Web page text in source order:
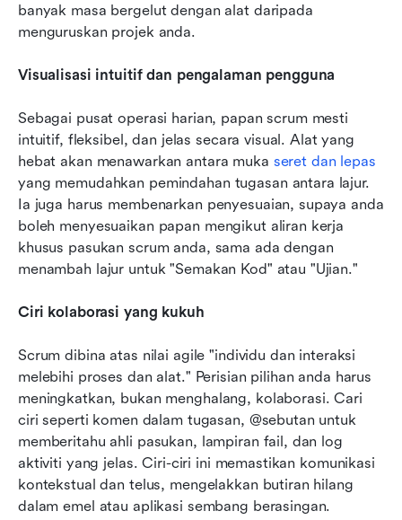
banyak masa bergelut dengan alat daripada
menguruskan projek anda.
Visualisasi intuitif dan pengalaman pengguna
Sebagai pusat operasi harian, papan scrum mesti
intuitif, fleksibel, dan jelas secara visual. Alat yang
hebat akan menawarkan antara muka seret dan lepas
yang memudahkan pemindahan tugasan antara lajur.
Ia juga harus membenarkan penyesuaian, supaya anda
boleh menyesuaikan papan mengikut aliran kerja
khusus pasukan scrum anda, sama ada dengan
menambah lajur untuk "Semakan Kod" atau "Ujian."
Ciri kolaborasi yang kukuh
Scrum dibina atas nilai agile "individu dan interaksi
melebihi proses dan alat." Perisian pilihan anda harus
meningkatkan, bukan menghalang, kolaborasi. Cari
ciri seperti komen dalam tugasan, @sebutan untuk
memberitahu ahli pasukan, lampiran fail, dan log
aktiviti yang jelas. Ciri-ciri ini memastikan komunikasi
kontekstual dan telus, mengelakkan butiran hilang
dalam emel atau aplikasi sembang berasingan.